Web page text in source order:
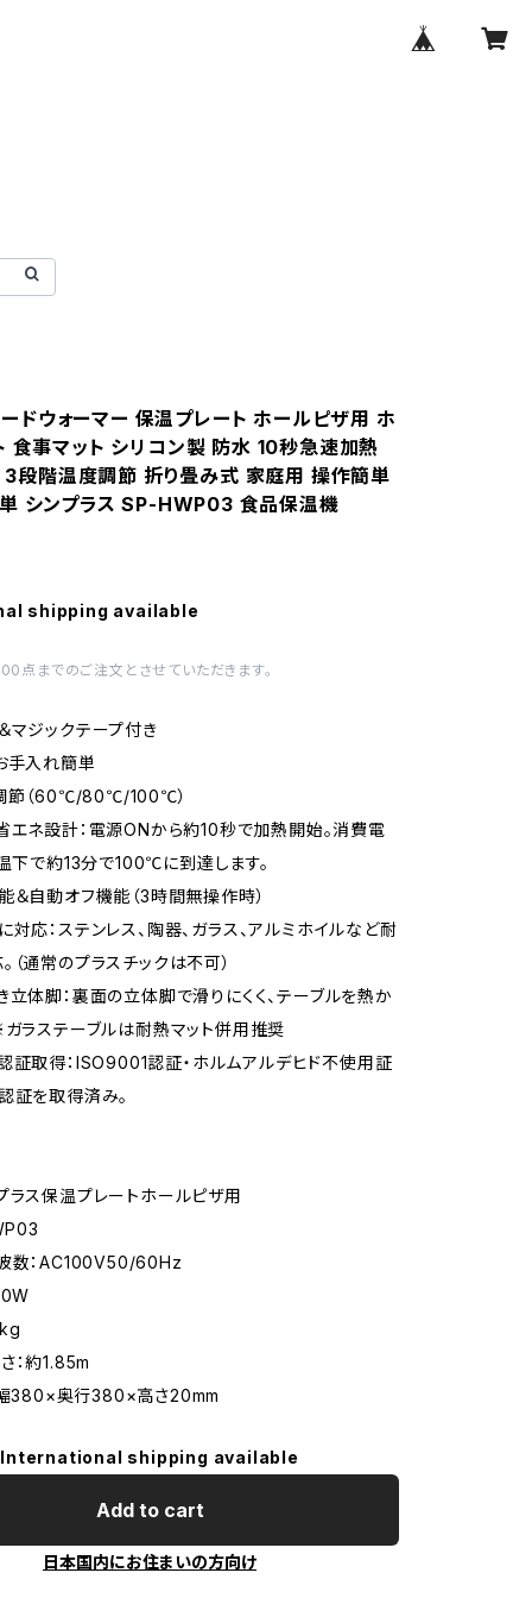
ドウォーマー 保温プレート ホールピザ用 ホ
食事マット シリコン製 防水 10秒急速加熱
階温度調節 折り畳み式 家庭用 操作簡単
シンプラス SP-HWP03 食品保温機
shipping available
点までのご注文とさせていただきます。
マジックテープ付き
手入れ簡単
節（60℃/80℃/100℃）
エネ設計：電源ONから約10秒で加熱開始。消費電
下で約13分で100℃に到達します。
＆自動オフ機能（3時間無操作時）
対応：ステンレス、陶器、ガラス、アルミホイルなど耐
（通常のプラスチックは不可）
立体脚：裏面の立体脚で滑りにくく、テーブルを熱か
ガラステーブルは耐熱マット併用推奨
証取得：ISO9001認証・ホルムアルデヒド不使用証
証を取得済み。
ラス保温プレートホールピザ用
数：AC100V50/60Hz
：約1.85m
幅380×奥行380×高さ20mm
International shipping available
Add to cart
日本国内にお住まいの方向け